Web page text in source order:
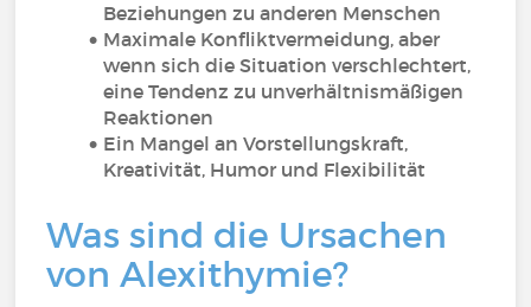
Beziehungen zu anderen Menschen
Maximale Konfliktvermeidung, aber
wenn sich die Situation verschlechtert,
eine Tendenz zu unverhältnismäßigen
Reaktionen
Ein Mangel an Vorstellungskraft,
Kreativität, Humor und Flexibilität
Was sind die Ursachen
von Alexithymie?